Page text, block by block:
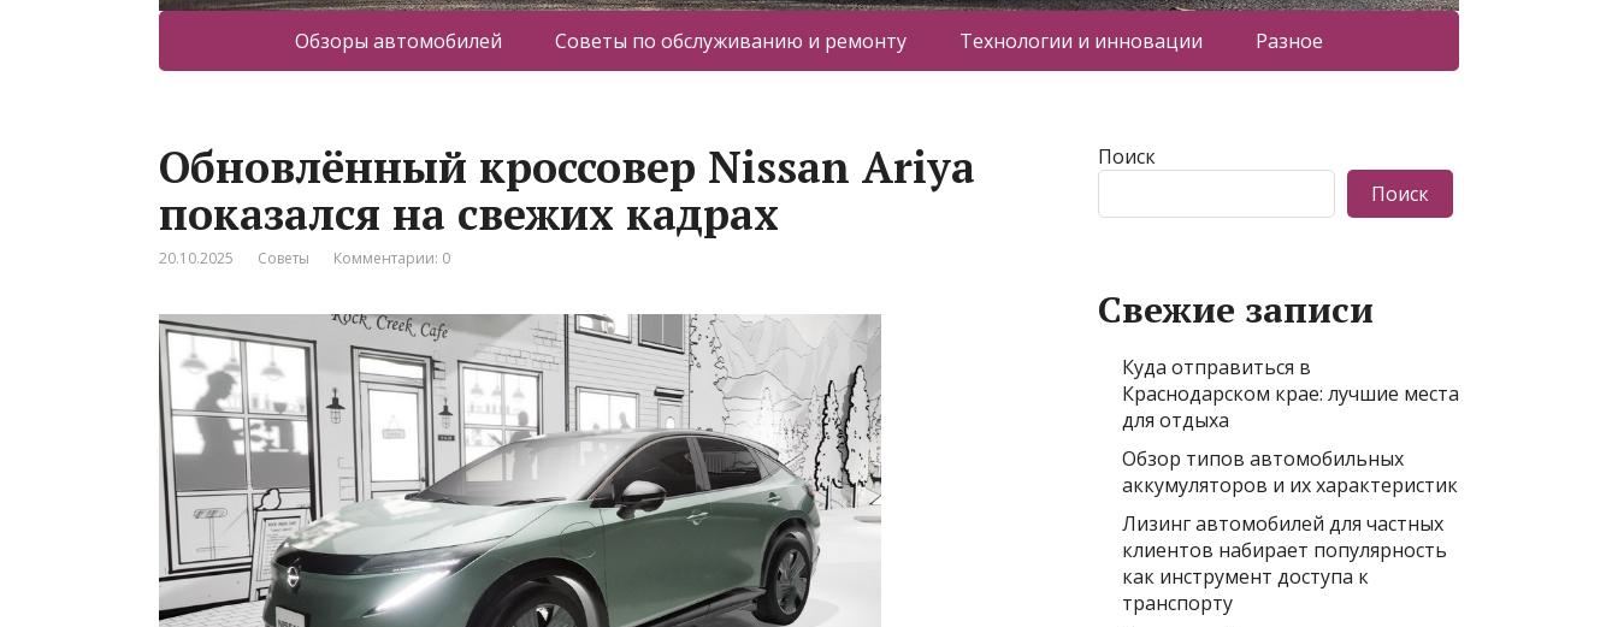
Обзоры автомобилей Советы по обслуживанию и ремонту Технологии и инновации Разное
Обновлённый кроссовер Nissan Ariya
показался на свежих кадрах
20.10.2025 Советы Комментарии: 0
Поиск
Поиск
Свежие записи
Куда отправиться в
Краснодарском крае: лучшие места
для отдыха
Обзор типов автомобильных
аккумуляторов и их характеристик
Лизинг автомобилей для частных
клиентов набирает популярность
как инструмент доступа к
транспорту